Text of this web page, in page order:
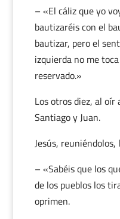
– «El cáliz que yo
bautizaréis con el
bautizar, pero el
izquierda no me
reservado.»
Los otros diez, al
Santiago y Juan.
Jesús, reuniéndolos,
– «Sabéis que los
de los pueblos los
oprimen.